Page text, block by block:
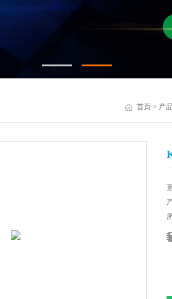
首页> 产